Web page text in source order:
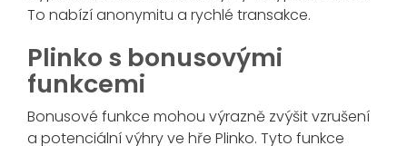
To nabízí anonymitu a rychlé transakce.
Plinko s bonusovými
funkcemi
Bonusové funkce mohou výrazně zvýšit vzrušení
a potenciální výhry ve hře Plinko. Tyto funkce